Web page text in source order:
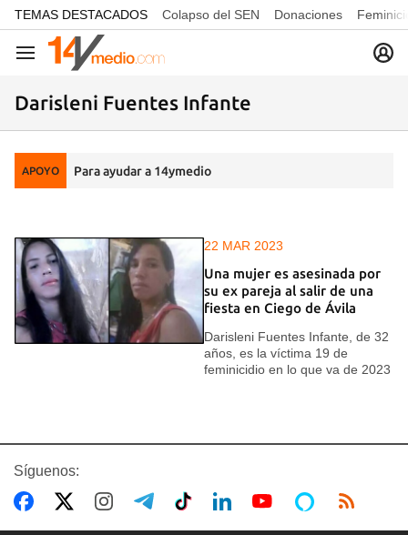
common.go-to-content
TEMAS DESTACADOS Colapso del SEN Donaciones
Navegación
Darisleni Fuentes Infante
APOYO Para ayudar a 14ymedio
22 MAR 2023
Una mujer es asesinada por
su ex pareja al salir de una
fiesta en Ciego de Ávila
Darisleni Fuentes Infante, de 32
años, es la víctima 19 de
feminicidio en lo que va de 2023
Síguenos: